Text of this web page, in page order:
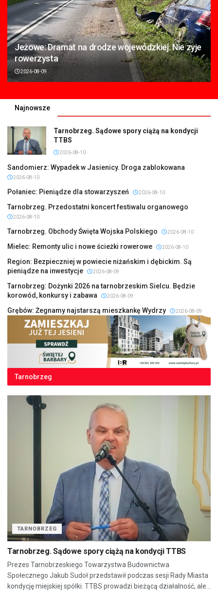
Jeżowe: Dramat na drodze wojewódzkiej. Nie zyje
rowerzysta
2026-08-09
Najnowsze
Tarnobrzeg. Sądowe spory ciążą na kondycji
TTBS
2026-08-10
Sandomierz: Wypadek w Jasienicy. Droga zablokowana
2026-08-10
Połaniec: Pieniądze dla stowarzyszeń 2026-08-10
Tarnobrzeg. Przedostatni koncert festiwalu organowego
2026-08-10
Tarnobrzeg. Obchody Święta Wojska Polskiego 2026-08-10
Mielec: Remonty ulic i nowe ścieżki rowerowe 2026-08-10
Region: Bezpieczniej w powiecie niżańskim i dębickim. Są
pieniądze na inwestycje
2026-08-09
Tarnobrzeg: Dożynki 2026 na tarnobrzeskim Sielcu. Będzie
korowód, konkursy i zabawa
2026-08-09
Grębów: Żegnamy najstarszą mieszkankę Wydrzy 2026-08-09
Tarnobrzeg
TARNOBRZEG
Tarnobrzeg. Sądowe spory ciążą na kondycji TTBS
Prezes Tarnobrzeskiego Towarzystwa Budownictwa
Społecznego Jakub Sudoł przedstawił podczas sesji Rady Miasta
kondycję miejskiej spółki. TTBS prowadzi bieżącą działalność, ale...